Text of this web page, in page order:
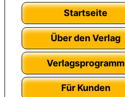
Startseite
Über den Verlag
Verlagsprogramm
Für Kunden